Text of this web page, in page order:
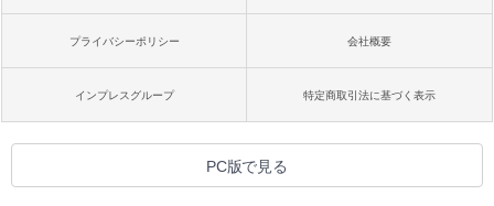
プライバシーポリシー 会社概要
インプレスグループ 特定商取引法に基づく表示
PC版で見る